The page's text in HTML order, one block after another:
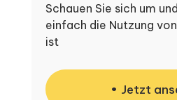
Schauen Sie sich um
einfach die Nutzung
ist
Jetzt